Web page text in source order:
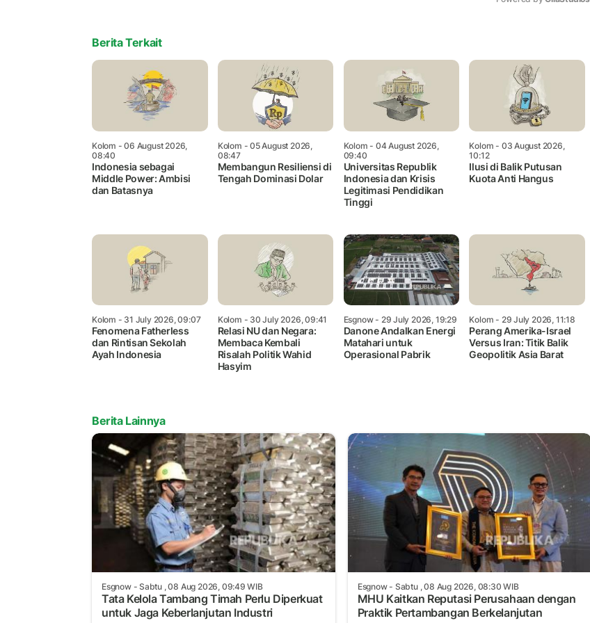
Berita Terkait
Kolom - 06 August 2026,
08:40
Indonesia sebagai
Middle Power: Ambisi
dan Batasnya
Kolom - 05 August 2026,
08:47
Membangun Resiliensi di
Tengah Dominasi Dolar
Kolom - 04 August 2026,
09:40
Universitas Republik
Indonesia dan Krisis
Legitimasi Pendidikan
Tinggi
Kolom - 03 August 2026,
10:12
Ilusi di Balik Putusan
Kuota Anti Hangus
Kolom - 31 July 2026, 09:07
Fenomena Fatherless
dan Rintisan Sekolah
Ayah Indonesia
Kolom - 30 July 2026, 09:41
Relasi NU dan Negara:
Membaca Kembali
Risalah Politik Wahid
Hasyim
Esgnow- 29 July 2026, 19:29
Danone Andalkan Energi
Matahari untuk
Operasional Pabrik
Kolom - 29 July 2026, 11:18
Perang Amerika-Israel
Versus Iran: Titik Balik
Geopolitik Asia Barat
Berita Lainnya
Esgnow- Sabtu , 08 Aug 2026, 09:49 WIB
Tata Kelola Tambang Timah Perlu Diperkuat
untuk Jaga Keberlanjutan Industri
Esgnow- Sabtu , 08 Aug 2026, 08:30 WIB
MHU Kaitkan Reputasi Perusahaan dengan
Praktik Pertambangan Berkelanjutan